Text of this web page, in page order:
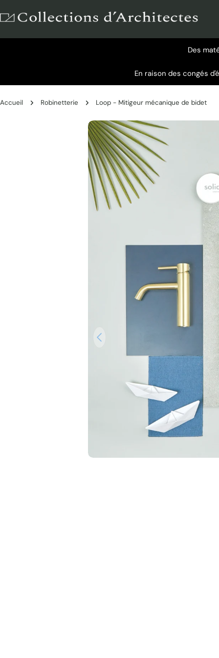
au
Des
En raison des congés
Accueil Robinetterie Loop - Mitigeur mécanique de bidet
Passer
aux
informations
sur
le
produit
Ouvrir le média 0 en mode modal